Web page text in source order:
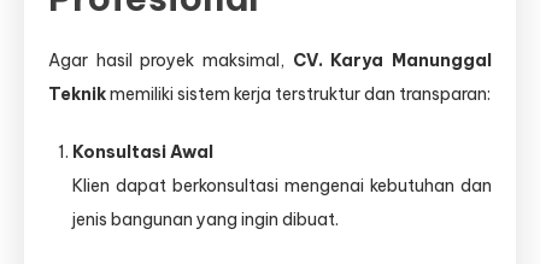
Agar hasil proyek maksimal, CV. Karya Manunggal
Teknikmemiliki sistem kerja terstruktur dan transparan:
Konsultasi Awal
Klien dapat berkonsultasi mengenai kebutuhan dan
jenis bangunan yang ingin dibuat.